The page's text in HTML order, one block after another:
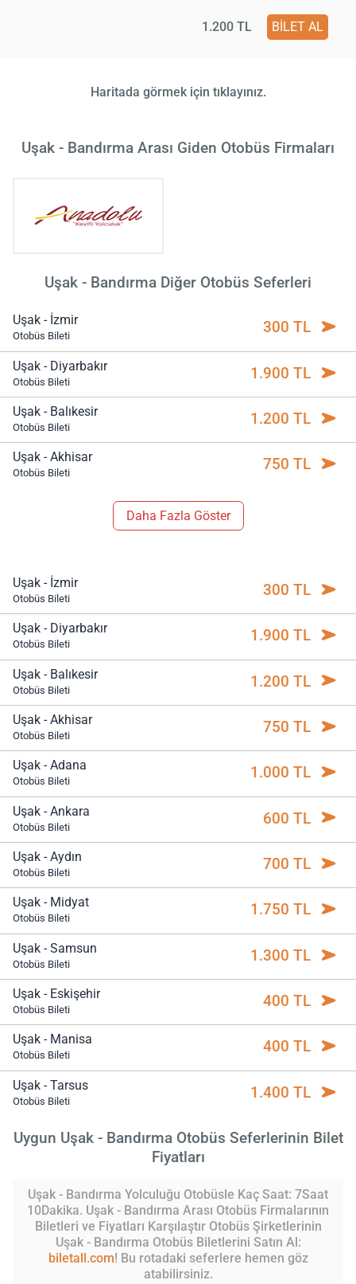
1.200 TL BİLET AL
Haritada görmek için tıklayınız.
Uşak - Bandırma Arası Giden Otobüs Firmaları
Uşak - Bandırma Diğer Otobüs Seferleri
Uşak - İzmir
Otobüs Bileti 300 TL
Uşak - Diyarbakır
Otobüs Bileti 1.900 TL
Uşak - Balıkesir
Otobüs Bileti 1.200 TL
Uşak - Akhisar
Otobüs Bileti 750 TL
Daha Fazla Göster
Uşak - İzmir
Otobüs Bileti 300 TL
Uşak - Diyarbakır
Otobüs Bileti 1.900 TL
Uşak - Balıkesir
Otobüs Bileti 1.200 TL
Uşak - Akhisar
Otobüs Bileti 750 TL
Uşak - Adana
Otobüs Bileti 1.000 TL
Uşak - Ankara
Otobüs Bileti 600 TL
Uşak - Aydın
Otobüs Bileti 700 TL
Uşak - Midyat
Otobüs Bileti 1.750 TL
Uşak - Samsun
Otobüs Bileti 1.300 TL
Uşak - Eskişehir
Otobüs Bileti 400 TL
Uşak - Manisa
Otobüs Bileti 400 TL
Uşak - Tarsus
Otobüs Bileti 1.400 TL
Uygun Uşak - Bandırma Otobüs Seferlerinin Bilet
Fiyatları
Uşak - Bandırma Yolculuğu Otobüsle Kaç Saat: 7Saat
10Dakika. Uşak - Bandırma Arası Otobüs Firmalarının
Biletleri ve Fiyatları Karşılaştır Otobüs Şirketlerinin
Uşak - Bandırma Otobüs Biletlerini Satın Al:
biletall.com! Bu rotadaki seferlere hemen göz
atabilirsiniz.